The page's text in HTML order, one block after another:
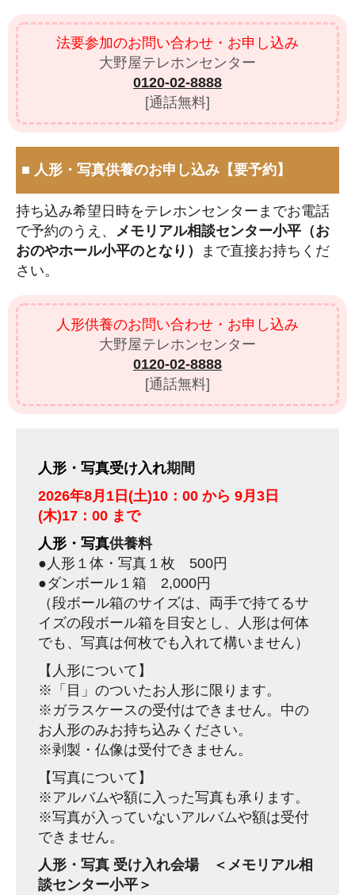
法要参加のお問い合わせ・お申し込み
大野屋テレホンセンター
0120-02-8888
[通話無料]
■ 人形・写真供養のお申し込み【要予約】
持ち込み希望日時をテレホンセンターまでお電話
で予約のうえ、 メモリアル相談センター小平 （お
おのやホール小平のとなり）
まで直接お持ちくだ
さい。
人形供養のお問い合わせ・お申し込み
大野屋テレホンセンター
0120-02-8888
[通話無料]
人形・写真受け入れ期間
2026年8月1日(土)10：00 から 9月3日
(木)17：00 まで
人形・写真供養料
●人形１体・写真１枚 500円
●ダンボール１箱 2,000円
（段ボール箱のサイズは、両手で持てるサ
イズの段ボール箱を目安とし、人形は何体
でも、写真は何枚でも入れて構いません）
【人形について】
※「目」のついたお人形に限ります。
※ガラスケースの受付はできません。中の
お人形のみお持ち込みください。
※剥製・仏像は受付できません。
【写真について】
※アルバムや額に入った写真も承ります。
※写真が入っていないアルバムや額は受付
できません。
人形・写真 受け入れ会場 ＜メモリアル相
談センター小平＞